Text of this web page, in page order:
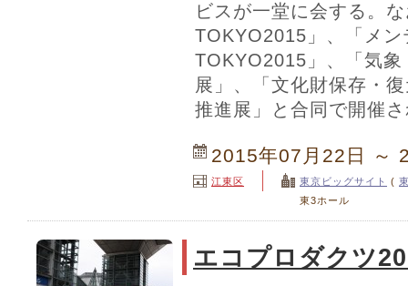
ビスが一堂に会する。
TOKYO2015」、「メ
TOKYO2015」、「気
展」、「文化財保存・
推進展」と合同で開催
2015年07月22日 ～
江東区 東京ビッグサイト (
東3ホール
エコプロダクツ